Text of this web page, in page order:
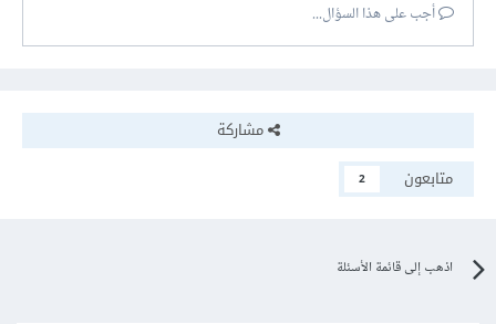
أجب على هذا السؤال...
مشاركة
متابعون
2
اذهب إلى قائمة الأسئلة